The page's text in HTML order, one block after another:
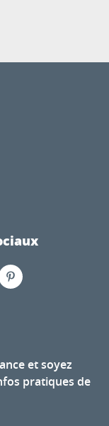
et soyez
pratiques de